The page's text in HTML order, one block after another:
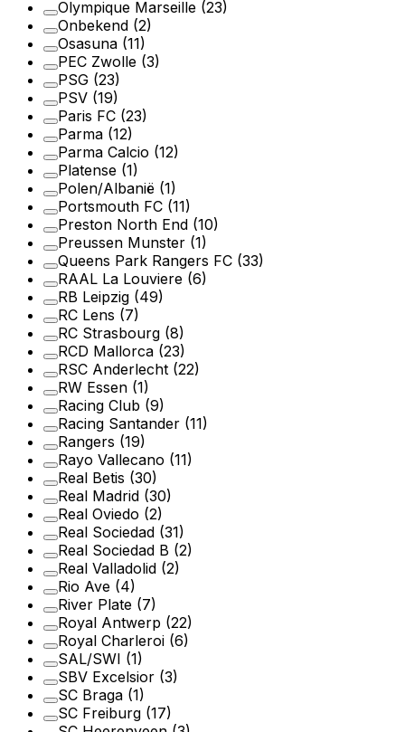
Olympique Marseille (23)
Onbekend (2)
Osasuna (11)
PEC Zwolle (3)
PSG (23)
PSV (19)
Paris FC (23)
Parma (12)
Parma Calcio (12)
Platense (1)
Polen/Albanië (1)
Portsmouth FC (11)
Preston North End (10)
Preussen Munster (1)
Queens Park Rangers FC (33)
RAAL La Louviere (6)
RB Leipzig (49)
RC Lens (7)
RC Strasbourg (8)
RCD Mallorca (23)
RSC Anderlecht (22)
RW Essen (1)
Racing Club (9)
Racing Santander (11)
Rangers (19)
Rayo Vallecano (11)
Real Betis (30)
Real Madrid (30)
Real Oviedo (2)
Real Sociedad (31)
Real Sociedad B (2)
Real Valladolid (2)
Rio Ave (4)
River Plate (7)
Royal Antwerp (22)
Royal Charleroi (6)
SAL/SWI (1)
SBV Excelsior (3)
SC Braga (1)
SC Freiburg (17)